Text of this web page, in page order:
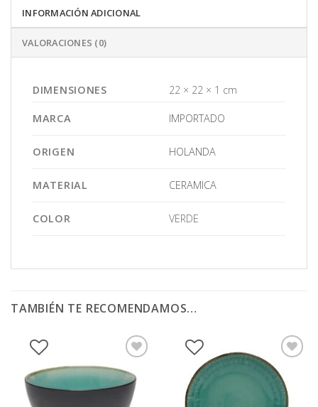
INFORMACIÓN ADICIONAL
VALORACIONES (0)
DIMENSIONES 22 × 22 × 1 cm
MARCA IMPORTADO
ORIGEN HOLANDA
MATERIAL CERAMICA
COLOR VERDE
TAMBIÉN TE RECOMENDAMOS…